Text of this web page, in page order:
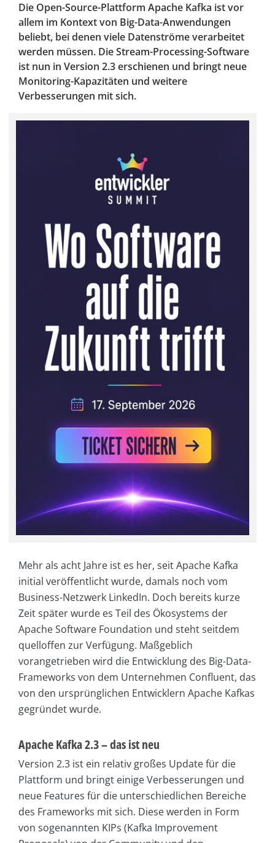
Die Open-Source-Plattform Apache Kafka ist vor
allem im Kontext von Big-Data-Anwendungen
beliebt, bei denen viele Datenströme verarbeitet
werden müssen. Die Stream-Processing-Software
ist nun in Version 2.3 erschienen und bringt neue
Monitoring-Kapazitäten und weitere
Verbesserungen mit sich.
Mehr als acht Jahre ist es her, seit Apache Kafka
initial veröffentlicht wurde, damals noch vom
Business-Netzwerk LinkedIn. Doch bereits kurze
Zeit später wurde es Teil des Ökosystems der
Apache Software Foundation und steht seitdem
quelloffen zur Verfügung. Maßgeblich
vorangetrieben wird die Entwicklung des Big-Data-
Frameworks von dem Unternehmen Confluent, das
von den ursprünglichen Entwicklern Apache Kafkas
gegründet wurde.
Apache Kafka 2.3 – das ist neu
Version 2.3 ist ein relativ großes Update für die
Plattform und bringt einige Verbesserungen und
neue Features für die unterschiedlichen Bereiche
des Frameworks mit sich. Diese werden in Form
von sogenannten KIPs (Kafka Improvement